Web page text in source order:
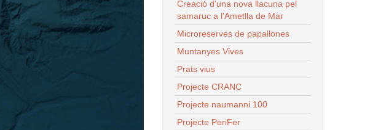
Creació d'una nova llacuna pel
samaruc a l'Ametlla de Mar
Microreserves de papallones
Muntanyes Vives
Prats vius
Projecte CRANC
Projecte naumanni 100
Projecte PeriFer